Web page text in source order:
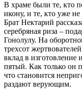
В храме были те, кто
икону, и те, кто уже
Брат Нектарий
серебряная риза –
Гонолулу. На
трехсот
вклад в
пятый. Как только он
что становится
раздают верующим.